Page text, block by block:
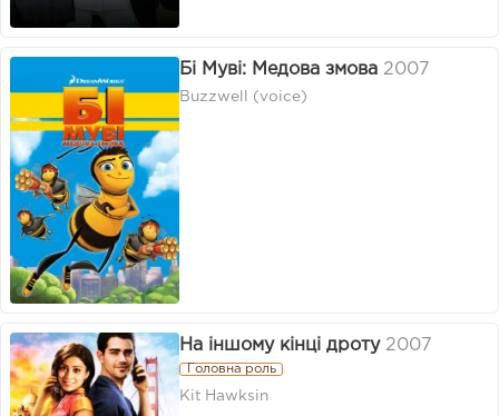
Бі Муві: Медова змова 2007
Buzzwell (voice)
На іншому кінці дроту 2007
Головна роль
Kit Hawksin